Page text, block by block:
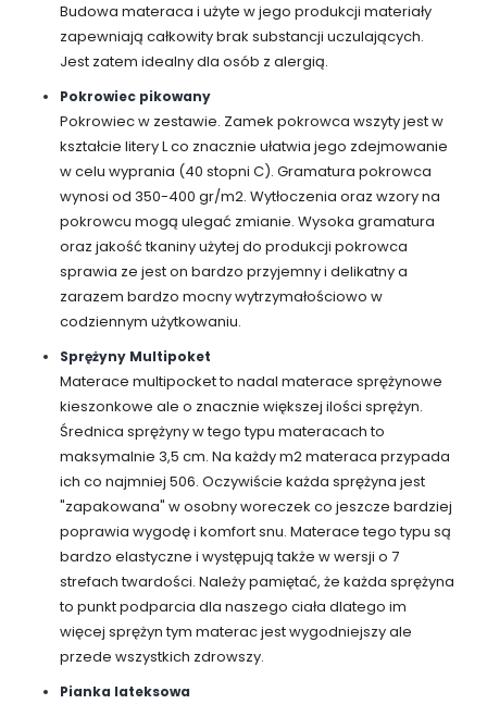
Budowa materaca i użyte w jego produkcji materiały
zapewniają całkowity brak substancji uczulających.
Jest zatem idealny dla osób z alergią.
Pokrowiec pikowany
Pokrowiec w zestawie. Zamek pokrowca wszyty jest w
kształcie litery L co znacznie ułatwia jego zdejmowanie
w celu wyprania (40 stopni C). Gramatura pokrowca
wynosi od 350-400 gr/m2. Wytłoczenia oraz wzory na
pokrowcu mogą ulegać zmianie. Wysoka gramatura
oraz jakość tkaniny użytej do produkcji pokrowca
sprawia ze jest on bardzo przyjemny i delikatny a
zarazem bardzo mocny wytrzymałościowo w
codziennym użytkowaniu.
Sprężyny Multipoket
Materace multipocket to nadal materace sprężynowe
kieszonkowe ale o znacznie większej ilości sprężyn.
Średnica sprężyny w tego typu materacach to
maksymalnie 3,5 cm. Na każdy m2 materaca przypada
ich co najmniej 506. Oczywiście każda sprężyna jest
"zapakowana" w osobny woreczek co jeszcze bardziej
poprawia wygodę i komfort snu. Materace tego typu są
bardzo elastyczne i występują także w wersji o 7
strefach twardości. Należy pamiętać, że każda sprężyna
to punkt podparcia dla naszego ciała dlatego im
więcej sprężyn tym materac jest wygodniejszy ale
przede wszystkich zdrowszy.
Pianka lateksowa